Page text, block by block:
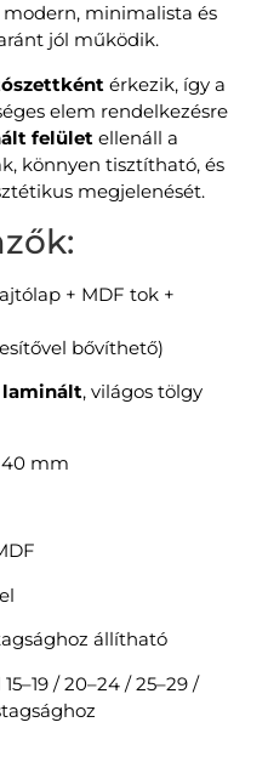
minimalista és
jól működik.
érkezik, így a
elem rendelkezésre
felület ellenáll a
könnyen tisztítható, és
megjelenését.
+ MDF tok +
bővíthető)
laminált, világos tölgy
40 mm
állítható
/ 20–24 / 25–29 /